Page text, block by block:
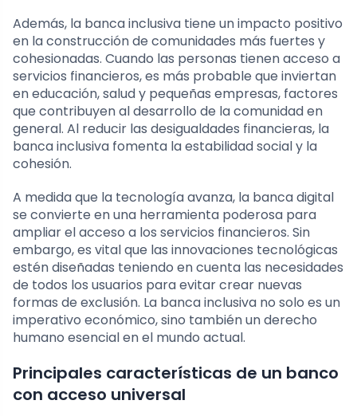
Además, la banca inclusiva tiene un impacto positivo
en la construcción de comunidades más fuertes y
cohesionadas. Cuando las personas tienen acceso a
servicios financieros, es más probable que inviertan
en educación, salud y pequeñas empresas, factores
que contribuyen al desarrollo de la comunidad en
general. Al reducir las desigualdades financieras, la
banca inclusiva fomenta la estabilidad social y la
cohesión.
A medida que la tecnología avanza, la banca digital
se convierte en una herramienta poderosa para
ampliar el acceso a los servicios financieros. Sin
embargo, es vital que las innovaciones tecnológicas
estén diseñadas teniendo en cuenta las necesidades
de todos los usuarios para evitar crear nuevas
formas de exclusión. La banca inclusiva no solo es un
imperativo económico, sino también un derecho
humano esencial en el mundo actual.
Principales características de un banco
con acceso universal